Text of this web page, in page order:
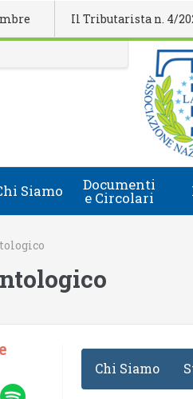
Siamo
lapet
Legge 14 gennaio 2013 N. 4
Documenti
e Circolari
Il Tributarista n. 4/2026 on
Chi Siamo